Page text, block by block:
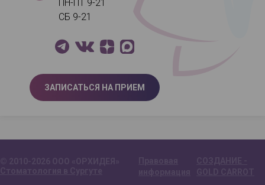
ПН-ПТ 9-21
СБ 9-21
ЗАПИСАТЬСЯ НА ПРИЕМ